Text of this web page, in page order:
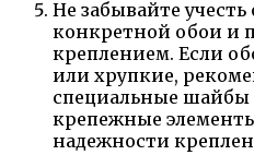
Не забывайте
конкретной обои и
креплением. Если
или хрупкие,
специальные
крепежные
надежности